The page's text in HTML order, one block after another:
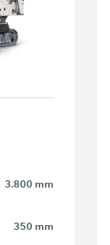
3.800 mm
350 mm